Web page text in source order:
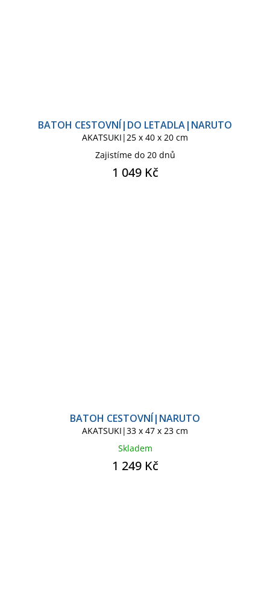
BATOH CESTOVNÍ|DO LETADLA|NARUTO
AKATSUKI|25 x 40 x 20 cm
Zajistíme do 20 dnů
1 049 Kč
BATOH CESTOVNÍ|NARUTO
AKATSUKI|33 x 47 x 23 cm
Skladem
1 249 Kč